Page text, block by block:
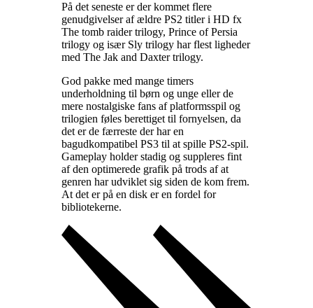
På det seneste er der kommet flere
genudgivelser af ældre PS2 titler i HD fx
The tomb raider trilogy, Prince of Persia
trilogy og især Sly trilogy har flest ligheder
med The Jak and Daxter trilogy.
God pakke med mange timers
underholdning til børn og unge eller de
mere nostalgiske fans af platformsspil og
trilogien føles berettiget til fornyelsen, da
det er de færreste der har en
bagudkompatibel PS3 til at spille PS2-spil.
Gameplay holder stadig og suppleres fint
af den optimerede grafik på trods af at
genren har udviklet sig siden de kom frem.
At det er på en disk er en fordel for
bibliotekerne.